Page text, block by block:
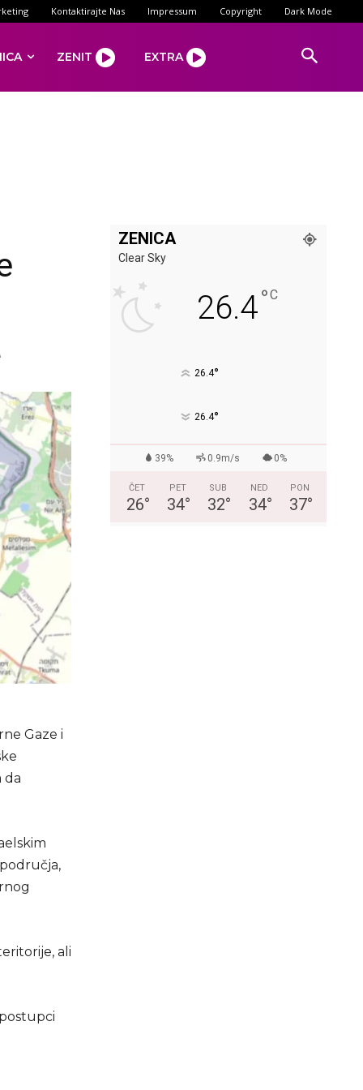
Kontaktirajte Nas Impressum Copyright Dark Mode
ZENIT EXTRA
Gaze i
da
ali
ZENICA
Clear Sky
26.4°C
26.4°
26.4°
39% 0.9m/s 0%
ČET
26°
PET
34°
SUB
32°
NED
34°
PON
37°